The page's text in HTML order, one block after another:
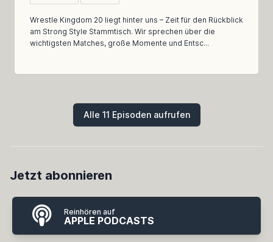
Wrestle Kingdom 20 liegt hinter uns – Zeit für den Rückblick
am Strong Style Stammtisch. Wir sprechen über die
wichtigsten Matches, große Momente und Entsc...
Alle 11 Episoden aufrufen
Jetzt abonnieren
Reinhören auf
APPLE PODCASTS